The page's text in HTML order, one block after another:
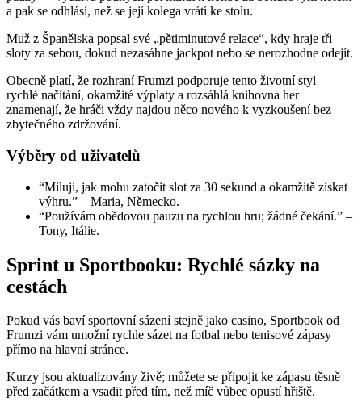
a pak se odhlásí, než se její kolega vrátí ke stolu.
Muž z Španělska popsal své „pětiminutové relace“, kdy hraje tři
sloty za sebou, dokud nezasáhne jackpot nebo se nerozhodne odejít.
Obecně platí, že rozhraní Frumzi podporuje tento životní styl—
rychlé načítání, okamžité výplaty a rozsáhlá knihovna her
znamenají, že hráči vždy najdou něco nového k vyzkoušení bez
zbytečného zdržování.
Výběry od uživatelů
“Miluji, jak mohu zatočit slot za 30 sekund a okamžitě získat
výhru.” – Maria, Německo.
“Používám obědovou pauzu na rychlou hru; žádné čekání.” –
Tony, Itálie.
Sprint u Sportbooku: Rychlé sázky na
cestách
Pokud vás baví sportovní sázení stejně jako casino, Sportbook od
Frumzi vám umožní rychle sázet na fotbal nebo tenisové zápasy
přímo na hlavní stránce.
Kurzy jsou aktualizovány živě; můžete se připojit ke zápasu těsně
před začátkem a vsadit před tím, než míč vůbec opustí hřiště.